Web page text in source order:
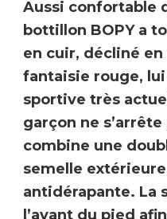
Aussi confortable
bottillon BOPYa
en cuir, décliné
fantaisie rouge,
sportive très
garçon ne s’arrête
combine une
semelle
antidérapante. La
l’avant du pied